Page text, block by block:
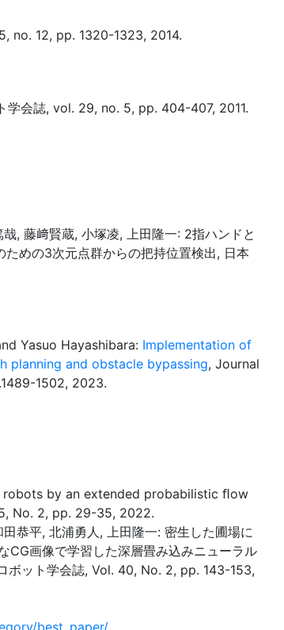
no. 12, pp. 1320-1323, 2014.
学会誌, vol. 29, no. 5, pp. 404-407, 2011.
, 藤﨑賢蔵, 小塚凌, 上田隆一: 2指ハンドと
めの3次元点群からの把持位置検出, 日本
Yasuo Hayashibara: Implementation of
and obstacle bypassing, Journal
1502, 2023.
by an extended probabilistic ﬂow
No. 2, pp. 29-35, 2022.
恭平, 北浦勇人, 上田隆一: 密生した圃場に
画像で学習した深層畳み込みニューラル
ット学会誌, Vol. 40, No. 2, pp. 143-153,
best_paper/